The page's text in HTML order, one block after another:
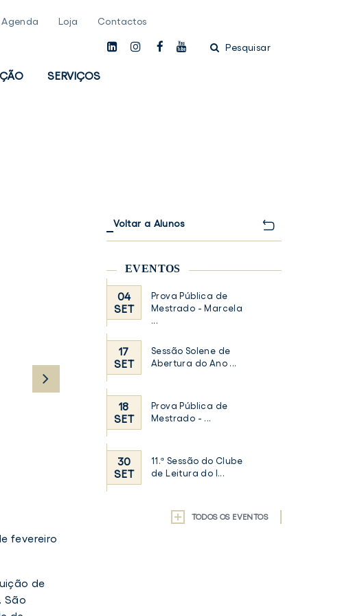
Agenda Loja Contactos
linkedininstagamfacebook
youtubePesquisar
SERVIÇOS
fevereiro
de
. São
Voltar a Alunos
EVENTOS
04
SET
Prova Pública de
Mestrado - Marcela
...
17
SET
Sessão Solene de
Abertura do Ano ...
18
SET
Prova Pública de
Mestrado - ...
30
SET
11.ª Sessão do Clube
de Leitura do I...
TODOS OS EVENTOS